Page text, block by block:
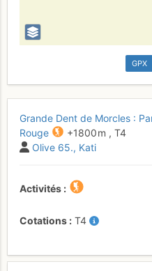
GPX
Grande Dent de Morcles :
Rouge
+1800 m , T4
Olive 65. Kati
Activités
Cotations T4